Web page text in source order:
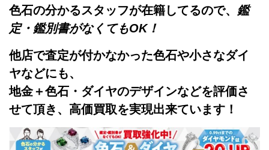
色石の分かるスタッフが在籍してるので、 鑑
定・鑑別書がなくてもOK！
他店で査定が付かなかった色石や小さなダイ
ヤなどにも、
地金＋色石・ダイヤのデザインなどを評価さ
せて頂き、高価買取を実現出来ています！